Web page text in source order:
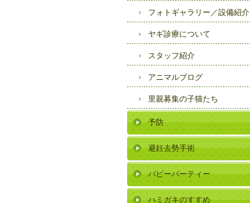
フォトギャラリー／設備紹介
ヤギ診療について
スタッフ紹介
アニマルブログ
里親募集の子猫たち
予防
避妊去勢手術
パピーパーティー
ハミガキのすすめ